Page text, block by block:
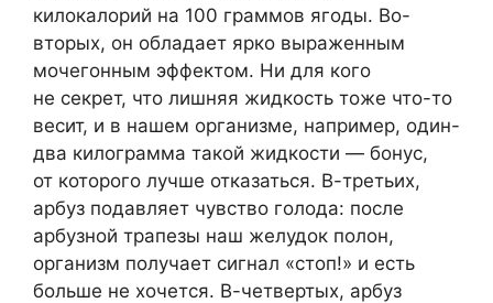
килокалорий на 100 граммов ягоды. Во-
вторых, он обладает ярко выраженным
мочегонным эффектом. Ни для кого
не секрет, что лишняя жидкость тоже что-то
весит, и в нашем организме, например, один-
два килограмма такой жидкости — бонус,
от которого лучше отказаться. В-третьих,
арбуз подавляет чувство голода: после
арбузной трапезы наш желудок полон,
организм получает сигнал «стоп!» и есть
больше не хочется. В-четвертых, арбуз